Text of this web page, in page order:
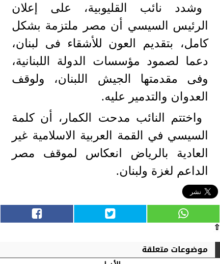
وشدد نائب القليوبية، على إعلان
الرئيس السيسي أن مصر ملتزمة بشكل
كامل، بتقديم العون للأشقاء فى لبنان،
دعما لصمود مؤسسات الدولة اللبنانية،
وفى مقدمتها الجيش اللبنان، ولوقف
العدوان والتدمير عليه.
واختتم النائب مدحت الكمار، أن كلمة
السيسي في القمة العربية الاسلامية غير
العادية بالرياض انعكاس لموقف مصر
الداعم لغزة ولبنان.
⇧
موضوعات متعلقة